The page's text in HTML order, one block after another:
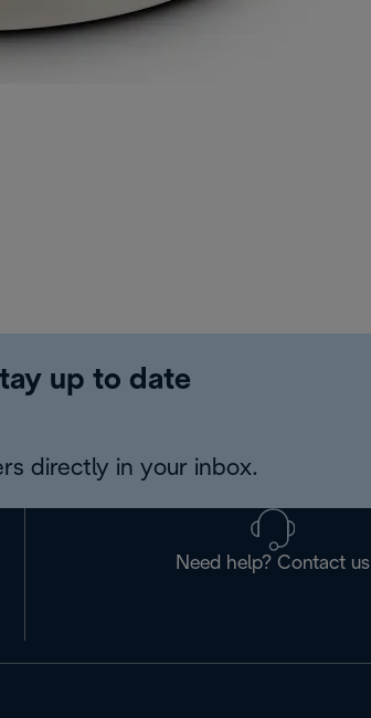
up to date
directly in your inbox.
Need help? Contact us